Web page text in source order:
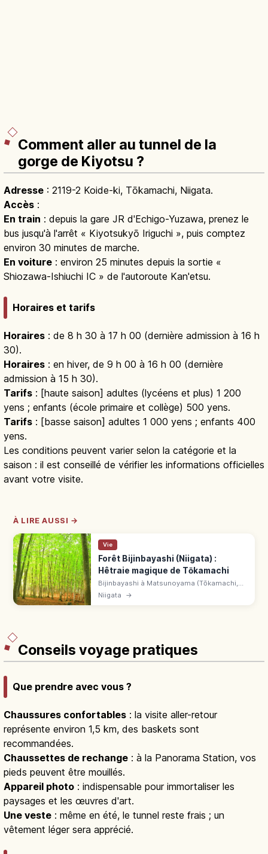
Comment aller au tunnel de la
gorge de Kiyotsu ?
Adresse : 2119-2 Koide-ki, Tōkamachi, Niigata.
Accès :
En train : depuis la gare JR d'Echigo-Yuzawa, prenez le
bus jusqu'à l'arrêt « Kiyotsukyō Iriguchi », puis comptez
environ 30 minutes de marche.
En voiture : environ 25 minutes depuis la sortie «
Shiozawa-Ishiuchi IC » de l'autoroute Kan'etsu.
Horaires et tarifs
Horaires : de 8 h 30 à 17 h 00 (dernière admission à 16 h
30).
Horaires : en hiver, de 9 h 00 à 16 h 00 (dernière
admission à 15 h 30).
Tarifs : [haute saison] adultes (lycéens et plus) 1 200
yens ; enfants (école primaire et collège) 500 yens.
Tarifs : [basse saison] adultes 1 000 yens ; enfants 400
yens.
Les conditions peuvent varier selon la catégorie et la
saison : il est conseillé de vérifier les informations officielles
avant votre visite.
À LIRE AUSSI →
Vie
Forêt Bijinbayashi (Niigata) :
Hêtraie magique de Tōkamachi
Bijinbayashi à Matsunoyama (Tōkamachi,
Niigata), hêtraie régénérée aux troncs
élancés. Ambiance magique en 4 saisons,
Niigata →
Conseils voyage pratiques
Que prendre avec vous ?
Chaussures confortables : la visite aller-retour
représente environ 1,5 km, des baskets sont
recommandées.
Chaussettes de rechange : à la Panorama Station, vos
pieds peuvent être mouillés.
Appareil photo : indispensable pour immortaliser les
paysages et les œuvres d'art.
Une veste : même en été, le tunnel reste frais ; un
vêtement léger sera apprécié.